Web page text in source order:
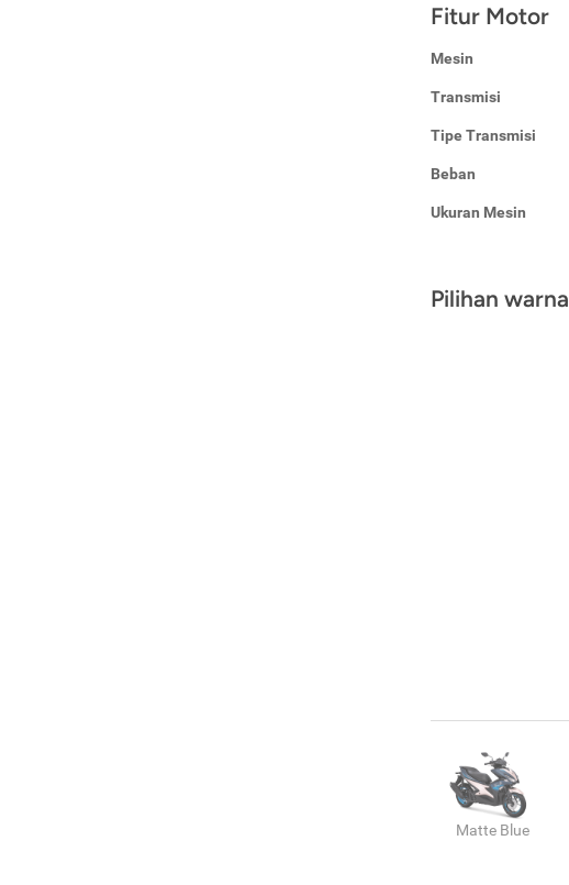
Fitur Motor
Mesin
Transmisi
Tipe Transmisi
Beban
Ukuran Mesin
Pilihan warna
Matte Blue